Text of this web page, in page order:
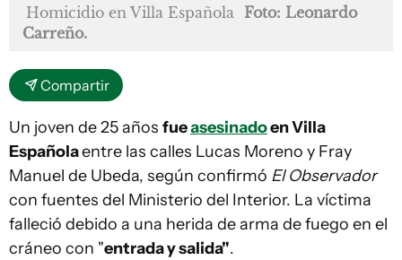
Homicidio en Villa Española Foto: Leonardo
Carreño.
Compartir
Un joven de 25 años fueasesinadoen Villa
Españolaentre las calles Lucas Moreno y Fray
Manuel de Ubeda, según confirmó El Observador
con fuentes del Ministerio del Interior. La víctima
falleció debido a una herida de arma de fuego en el
cráneo con "entrada y salida".